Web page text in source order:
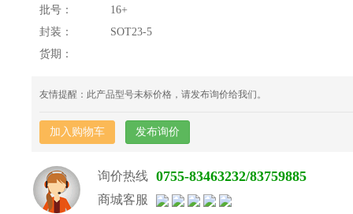
批号：
16+
封装：
SOT23-5
货期：
友情提醒：此产品型号未标价格，请发布询价给我们。
加入购物车 发布询价
询价热线 0755-83463232/83759885
商城客服